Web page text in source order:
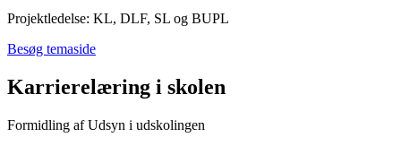
Projektledelse: KL, DLF, SL og BUPL
Besøg temaside
Karrierelæring i skolen
Formidling af Udsyn i udskolingen